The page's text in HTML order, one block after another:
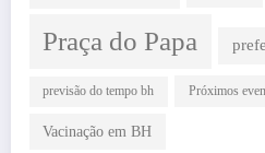
Praça do Papa
previsão do tempo bh Próximos
Vacinação em BH